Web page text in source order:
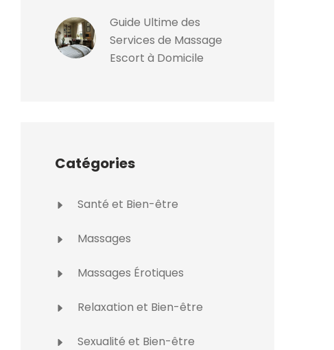
Guide Ultime des
Services de Massage
Escort à Domicile
Catégories
Santé et Bien-être
Massages
Massages Érotiques
Relaxation et Bien-être
Sexualité et Bien-être